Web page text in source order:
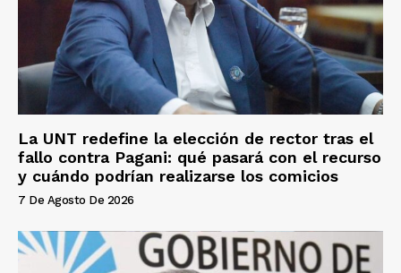
La UNT redefine la elección de rector tras el
fallo contra Pagani: qué pasará con el recurso
y cuándo podrían realizarse los comicios
7 De Agosto De 2026